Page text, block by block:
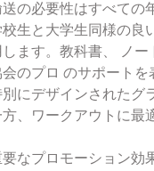
送の必要性はすべての
校生と大学生同様の良
します。教科書、
ノ
のプロ のサポートを
別にデザインされたグ
、ワークアウトに最
要なプロモーション効